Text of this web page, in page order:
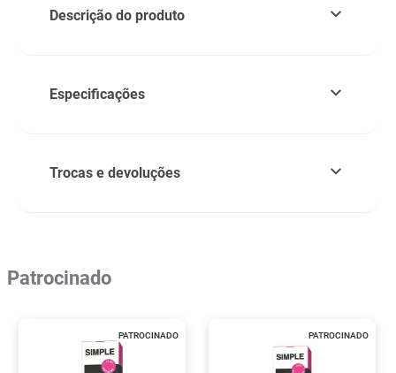
Descrição do produto
Especificações
Trocas e devoluções
Patrocinado
PATROCINADO PATROCINADO